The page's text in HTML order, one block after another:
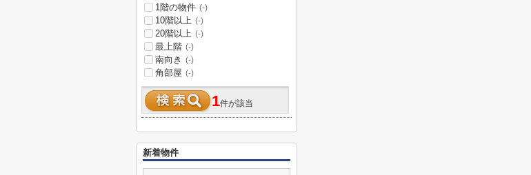
1階の物件 (-)
10階以上 (-)
20階以上 (-)
最上階 (-)
南向き (-)
角部屋 (-)
1件が該当
新着物件